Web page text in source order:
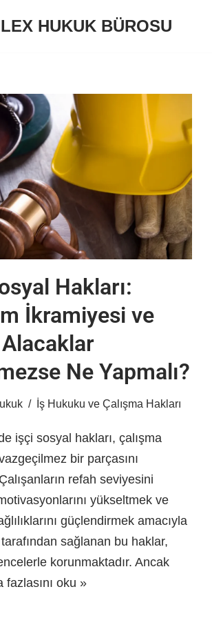
HUKUK BÜROSU
Hakları:
İkramiyesi ve
Ne Yapmalı?
İş Hukuku ve Çalışma Hakları
işçi sosyal hakları, çalışma
bir parçasını
refah seviyesini
yükseltmek ve
güçlendirmek amacıyla
sağlanan bu haklar,
korunmaktadır. Ancak
fazlasını oku »